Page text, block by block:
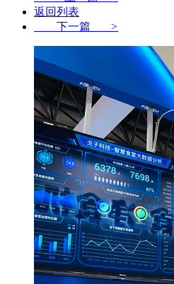
返回列表
下一篇 >